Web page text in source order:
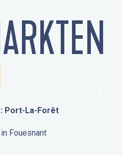
Port-La-Forêt
Fouesnant